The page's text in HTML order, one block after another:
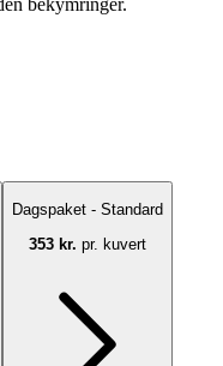
bekymringer.
Dagspaket - Standard
353 kr. pr. kuvert